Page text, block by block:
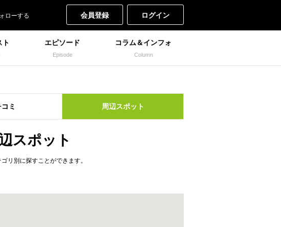
会員登録 ログイン
ト エピソード
Episode
コラム＆インフォ
Column
ミ 周辺 スポット
スポット
リ別に探すことができます。